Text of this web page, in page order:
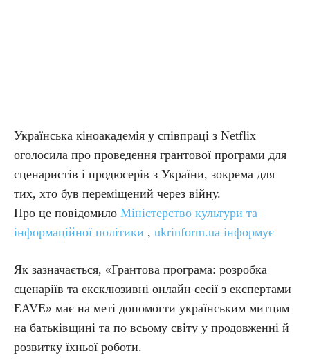
Українська кіноакадемія у співпраці з Netflix
оголосила про проведення грантової програми для
сценаристів і продюсерів з України, зокрема для
тих, хто був переміщений через війну.
Про це повідомило Міністерство культури та
інформаційної політики , ukrinform.ua інформує
Як зазначається, «Грантова програма: розробка
сценаріїв та ексклюзивні онлайн сесії з експертами
EAVE» має на меті допомогти українським митцям
на батьківщині та по всьому світу у продовженні й
розвитку їхньої роботи.